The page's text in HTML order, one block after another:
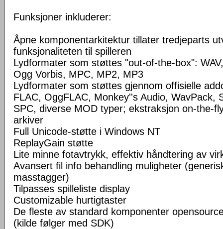
Funksjoner inkluderer:
Åpne komponentarkitektur tillater tredjeparts
funksjonaliteten til spilleren
Lydformater som støttes "out-of-the-box":
Ogg Vorbis, MPC, MP2, MP3
Lydformater som støttes gjennom offisielle
FLAC, OggFLAC, Monkey''s Audio, WavPack,
SPC, diverse MOD typer; ekstraksjon on-the-
arkiver
Full Unicode-støtte i Windows NT
ReplayGain støtte
Lite minne fotavtrykk, effektiv håndtering av
Avansert fil info behandling muligheter
masstagger)
Tilpasses spilleliste display
Customizable hurtigtaster
De fleste av standard komponenter
(kilde følger med SDK)